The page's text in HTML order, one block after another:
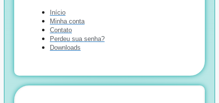
Início
Minha conta
Contato
Perdeu sua senha?
Downloads